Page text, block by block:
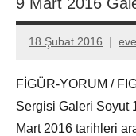
18 Şubat 2016
FİGÜR-YORUM /
Sergisi Galeri Soyut
Mart 2016 tarihleri